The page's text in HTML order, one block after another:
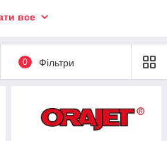
експлуатації. Друк на
підвищеного вимоги до
Структура матеріалу дозволяє
і шорстких поверхнях.
температурних
10 - 12 років.
все
0 Фільтри